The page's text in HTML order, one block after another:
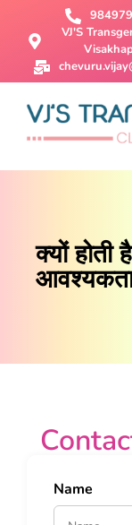
VJ'S
क्यों होती
Name